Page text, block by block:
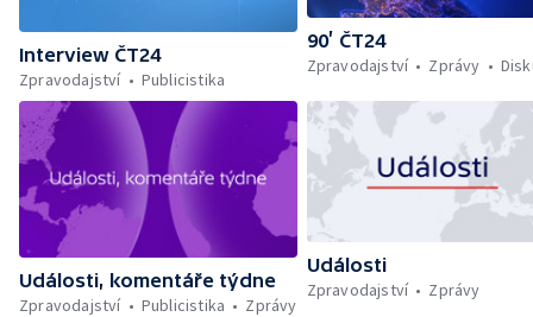
Interview ČT24
Zpravodajství
Publicistika
90’ ČT24
Zpravodajství
Zprávy
Události, komentáře týdne
Zpravodajství
Publicistika Zprávy
Události
Zpravodajství
Zprávy